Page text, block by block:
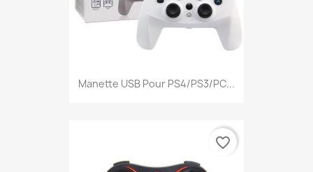
Manette USB Pour PS4/PS3/PC...
favorite_border